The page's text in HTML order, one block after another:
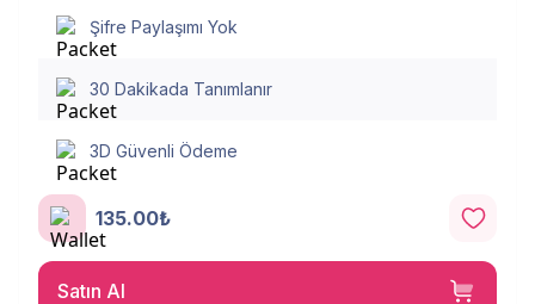
Şifre Paylaşımı Yok
30 Dakikada Tanımlanır
3D Güvenli Ödeme
135.00₺
Satın Al